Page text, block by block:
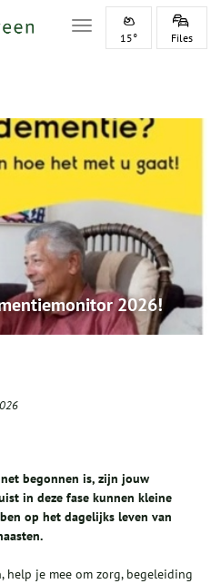
Toggle navigation
15° Files
2026!
begonnen is, zijn jouw
in deze fase kunnen kleine
op het dagelijks leven van
je mee om zorg, begeleiding